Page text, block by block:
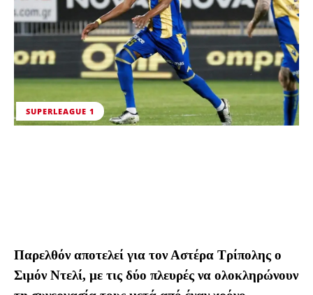
SUPERLEAGUE 1
Παρελθόν αποτελεί για τον Αστέρα Τρίπολης ο
Σιμόν Ντελί, με τις δύο πλευρές να ολοκληρώνουν